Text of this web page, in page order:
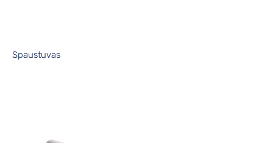
Spaustuvas